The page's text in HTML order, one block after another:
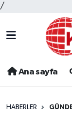
/
Ana sayfa
HABERLER